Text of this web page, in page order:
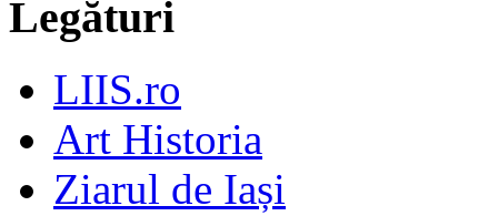
Legături
LIIS.ro
Art Historia
Ziarul de Iași